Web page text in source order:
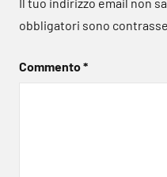
obbligatori sono
Commento*